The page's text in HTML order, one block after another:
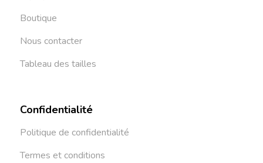
Boutique
Nous contacter
Tableau des tailles
Confidentialité
Politique de confidentialité
Termes et conditions